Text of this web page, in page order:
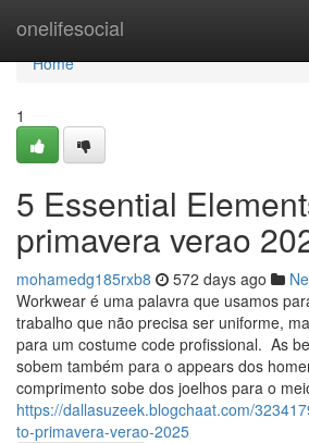
onelifesocial
Home
Home
1
5 Essential
primavera verao
mohamedg185rxb8 572 days ago
Workwear é uma palavra que usamos
trabalho que não precisa ser uniforme,
para um costume code profissional. As
sobem também para o appears dos
comprimento sobe dos joelhos para o
https://dallasuzeek.blogchaat.com/
to-primavera-verao-2025